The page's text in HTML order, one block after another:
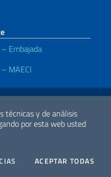
técnicas y de análisis
por esta web usted
COOKIESACEPTAR TODAS
Embajada
MAECI